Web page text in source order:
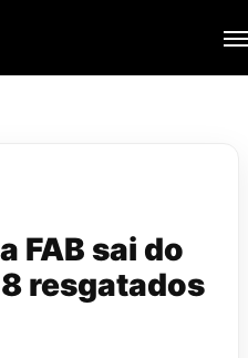
FAB sai do
resgatados